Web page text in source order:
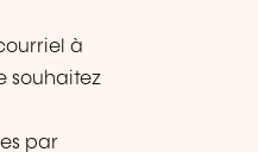
à
souhaitez
par